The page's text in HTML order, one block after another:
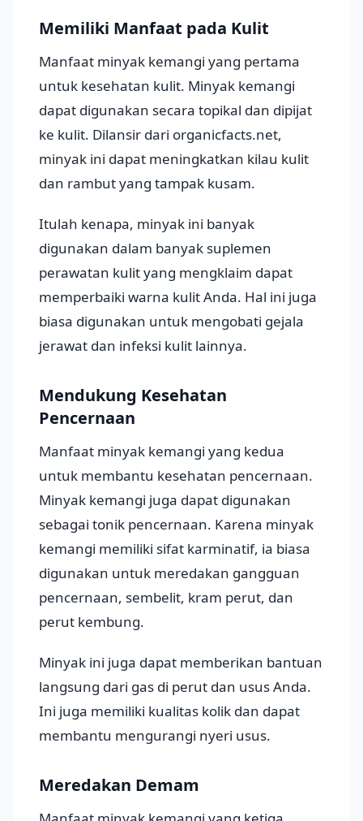
Memiliki Manfaat pada Kulit
Manfaat minyak kemangi yang pertama
untuk kesehatan kulit. Minyak kemangi
dapat digunakan secara topikal dan dipijat
ke kulit. Dilansir dari organicfacts.net,
minyak ini dapat meningkatkan kilau kulit
dan rambut yang tampak kusam.
Itulah kenapa, minyak ini banyak
digunakan dalam banyak suplemen
perawatan kulit yang mengklaim dapat
memperbaiki warna kulit Anda. Hal ini juga
biasa digunakan untuk mengobati gejala
jerawat dan infeksi kulit lainnya.
Mendukung Kesehatan
Pencernaan
Manfaat minyak kemangi yang kedua
untuk membantu kesehatan pencernaan.
Minyak kemangi juga dapat digunakan
sebagai tonik pencernaan. Karena minyak
kemangi memiliki sifat karminatif, ia biasa
digunakan untuk meredakan gangguan
pencernaan, sembelit, kram perut, dan
perut kembung.
Minyak ini juga dapat memberikan bantuan
langsung dari gas di perut dan usus Anda.
Ini juga memiliki kualitas kolik dan dapat
membantu mengurangi nyeri usus.
Meredakan Demam